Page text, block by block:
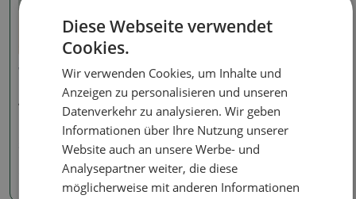
Wacholder - Juniperus
Bonsai für draußen -
Juniperus chinensis
Itoigawa-Juniperus
chinensis
1578-VB2026-3110
Wacholder - Juniperus
Bonsai für draußen -
Itoigawa-Juniperus
chinensis
SKU:1578-VB2026-3109
Diese Webseite verwendet
Cookies.
Wir verwenden Cookies, um Inhalte und
Anzeigen zu personalisieren und unseren
Datenverkehr zu analysieren. Wir geben
Informationen über Ihre Nutzung unserer
Website auch an unsere Werbe- und
Analysepartner weiter, die diese
möglicherweise mit anderen Informationen